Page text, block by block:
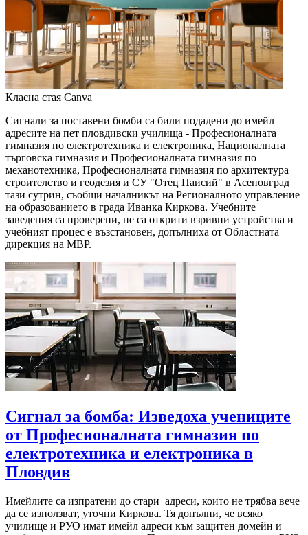
Класна стая Canva
Сигнали за поставени бомби са били подадени до имейл
адресите на пет пловдивски училища - Професионалната
гимназия по електротехника и електроника, Националната
търговска гимназия и Професионалната гимназия по
механотехника, Професионалната гимназия по архитектура
строителство и геодезия и СУ "Отец Паисий" в Асеновград
тази сутрин, съобщи началникът на Регионалното управление
на образованието в града Иванка Киркова. Учебните
заведения са проверени, не са открити взривни устройства и
учебният процес е възстановен, допълниха от Областната
дирекция на МВР.
Сигнал за бомба: Изведоха учениците
от Професионалната гимназия по
електротехника и електроника в
Пловдив
Имейлите са изпратени до стари адреси, които не трябва вече
да се използват, уточни Киркова. Тя допълни, че всяко
училище и РУО имат имейл адреси към защитен домейн и